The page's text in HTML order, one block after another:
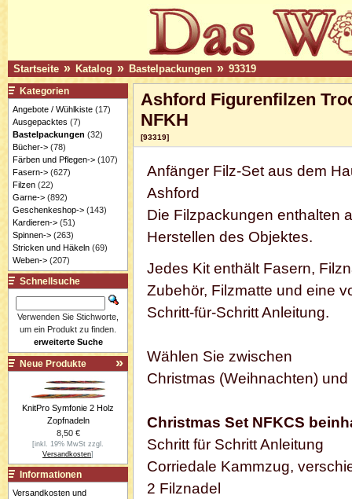
Startseite » Katalog » Bastelpackungen » 93319
Ashford Figurenfilzen
NFKH
[93319]
Anfänger Filz-Set aus dem
Ashford
Die Filzpackungen enthalten
Herstellen des Objektes.
Jedes Kit enthält Fasern,
Zubehör, Filzmatte und eine
Schritt-für-Schritt Anleitung.
Wählen Sie zwischen
Christmas (Weihnachten) und
Christmas Set NFKCS
Schritt für Schritt Anleitung
Corriedale Kammzug,
2 Filznadel
Kategorien
Angebote / Wühlkiste(17)
Ausgepacktes (7)
Bastelpackungen (32)
Bücher->(78)
Färben und Pflegen->(107)
Fasern->(627)
Filzen(22)
Garne->(892)
Geschenkeshop->(143)
Kardieren->(51)
Spinnen->(263)
Stricken und Häkeln(69)
Weben->(207)
Schnellsuche
Verwenden Sie Stichworte,
um ein Produkt zu finden.
erweiterte Suche
Neue Produkte
KnitPro Symfonie 2 Holz
Zopfnadeln
8,50 €
[inkl. 19% MwSt zzgl.
Versandkosten]
Informationen
Versandkosten und